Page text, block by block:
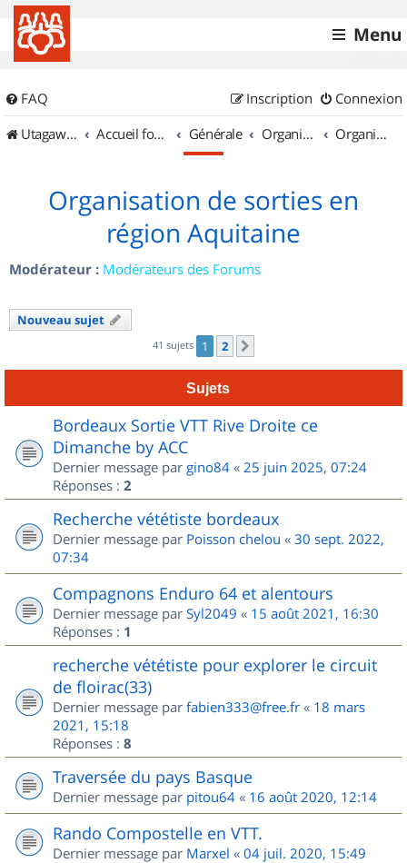
Menu
FAQ Connexion
Inscription
UtagawaVTT (Randos VTT et VTTAE avec traces GPS)
Accueil forum Générale Organisation de sorties & Recherche de partenaires Organisation de sorties en région Aquitaine
Organisation de sorties en
région Aquitaine
Modérateur : Modérateurs des Forums
Nouveau sujet
41 sujets 1 2
Sujets
Bordeaux Sortie VTT Rive Droite ce
Dimanche by ACC
Dernier message par gino84 « 25 juin 2025, 07:24
Réponses : 2
Recherche vététiste bordeaux
Dernier message par Poisson chelou « 30 sept. 2022,
07:34
Compagnons Enduro 64 et alentours
Dernier message par Syl2049 « 15 août 2021, 16:30
Réponses : 1
recherche vététiste pour explorer le circuit
de floirac(33)
Dernier message par fabien333@free.fr « 18 mars
2021, 15:18
Réponses : 8
Traversée du pays Basque
Dernier message par pitou64 « 16 août 2020, 12:14
Rando Compostelle en VTT.
Dernier message par Marxel « 04 juil. 2020, 15:49